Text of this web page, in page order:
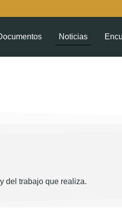
Noticias
del trabajo que realiza.